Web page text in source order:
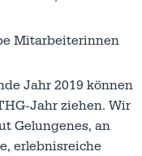
Mitarbeiterinnen
Jahr 2019 können
Jahr ziehen. Wir
Gelungenes, an
erlebnisreiche